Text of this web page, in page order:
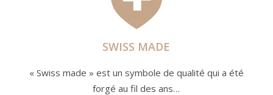
SWISS MADE
« Swiss made » est un symbole de qualité qui a été
forgé au fil des ans…